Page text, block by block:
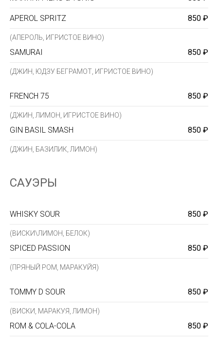
APEROL SPRITZ 850 ₽
(АПЕРОЛЬ, ИГРИСТОЕ ВИНО)
SAMURAI 850 ₽
(ДЖИН, ЮДЗУ БЕГРАМОТ, ИГРИСТОЕ ВИНО)
FRENCH 75 850 ₽
(ДЖИН, ЛИМОН, ИГРИСТОЕ ВИНО)
GIN BASIL SMASH 850 ₽
(ДЖИН, БАЗИЛИК, ЛИМОН)
САУЭРЫ
WHISKY SOUR 850 ₽
(ВИСКИ\ЛИМОН, БЕЛОК)
SPICED PASSION 850 ₽
(ПРЯНЫЙ РОМ, МАРАКУЙЯ)
TOMMY D SOUR 850 ₽
(ВИСКИ, МАРАКУЯ, ЛИМОН)
ROM & COLA-COLA 850 ₽